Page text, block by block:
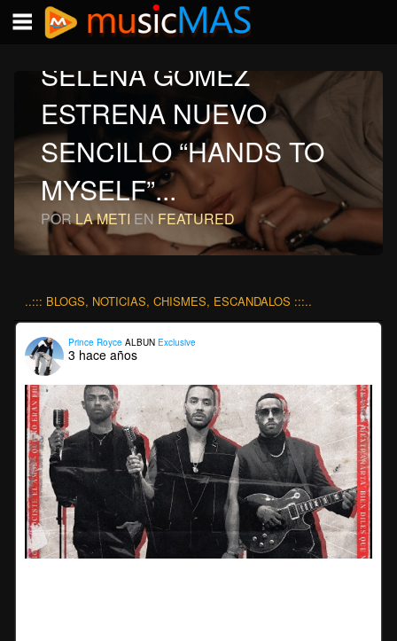
SELENA GÓMEZ
ESTRENA NUEVO
SENCILLO “HANDS TO
MYSELF”...
PORLA METI EN FEATURED
..::: BLOGS, NOTICIAS, CHISMES, ESCANDALOS :::..
Prince Royce ALBUN Exclusive
3 hace años